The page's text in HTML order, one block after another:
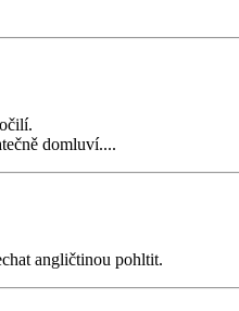
domluví....
angličtinou pohltit.